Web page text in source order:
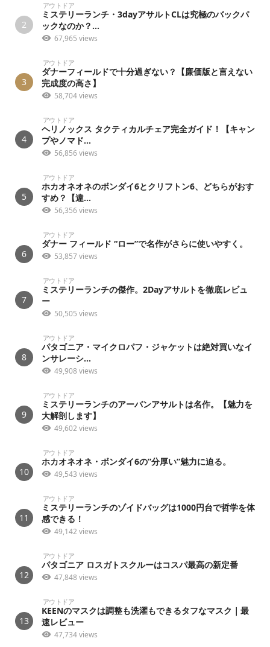
2
アウトドア
ミステリーランチ・3dayアサルトCLは究極のバックパ
ックなのか？...
67,965 views
3
アウトドア
ダナーフィールドで十分過ぎない？【廉価版と言えない
完成度の高さ】
58,704 views
4
アウトドア
ヘリノックス タクティカルチェア完全ガイド！【キャン
プやノマド...
56,856 views
5
アウトドア
ホカオネオネのボンダイ6とクリフトン6、どちらがおす
すめ？【違...
56,356 views
6
アウトドア
ダナー フィールド “ロー”で名作がさらに使いやすく。
53,857 views
7
アウトドア
ミステリーランチの傑作。2Dayアサルトを徹底レビュ
ー
50,505 views
8
アウトドア
パタゴニア・マイクロパフ・ジャケットは絶対買いなイ
ンサレーシ...
49,908 views
9
アウトドア
ミステリーランチのアーバンアサルトは名作。【魅力を
大解剖します】
49,602 views
10
アウトドア
ホカオネオネ・ボンダイ6の”分厚い”魅力に迫る。
49,543 views
11
アウトドア
ミステリーランチのゾイドバッグは1000円台で哲学を体
感できる！
49,142 views
12
アウトドア
パタゴニア ロスガトスクルーはコスパ最高の新定番
47,848 views
13
アウトドア
KEENのマスクは調整も洗濯もできるタフなマスク｜最
速レビュー
47,734 views